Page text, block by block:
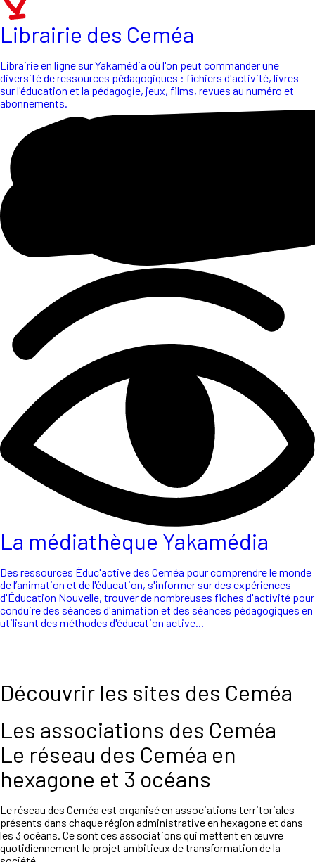
Librairie des Ceméa
Librairie en ligne sur Yakamédia où l'on peut commander une
diversité de ressources pédagogiques : fichiers d'activité, livres
sur l'éducation et la pédagogie, jeux, films, revues au numéro et
abonnements.
La médiathèque Yakamédia
Des ressources Éduc'active des Ceméa pour comprendre le monde
de l’animation et de l'éducation, s'informer sur des expériences
d'Éducation Nouvelle, trouver de nombreuses fiches d'activité pour
conduire des séances d'animation et des séances pédagogiques en
utilisant des méthodes d'éducation active...
Découvrir les sites des Ceméa
Les associations des Ceméa
Le réseau des Ceméa en
hexagone et 3 océans
Le réseau des Ceméa est organisé en associations territoriales
présents dans chaque région administrative en hexagone et dans
les 3 océans. Ce sont ces associations qui mettent en œuvre
quotidiennement le projet ambitieux de transformation de la